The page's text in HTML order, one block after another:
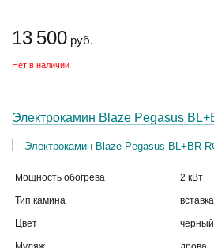
13 500 руб.
Нет в наличии
Электрокамин Blaze Pegasus
Мощность обогрева 2 кВт
Тип камина вставка
Цвет